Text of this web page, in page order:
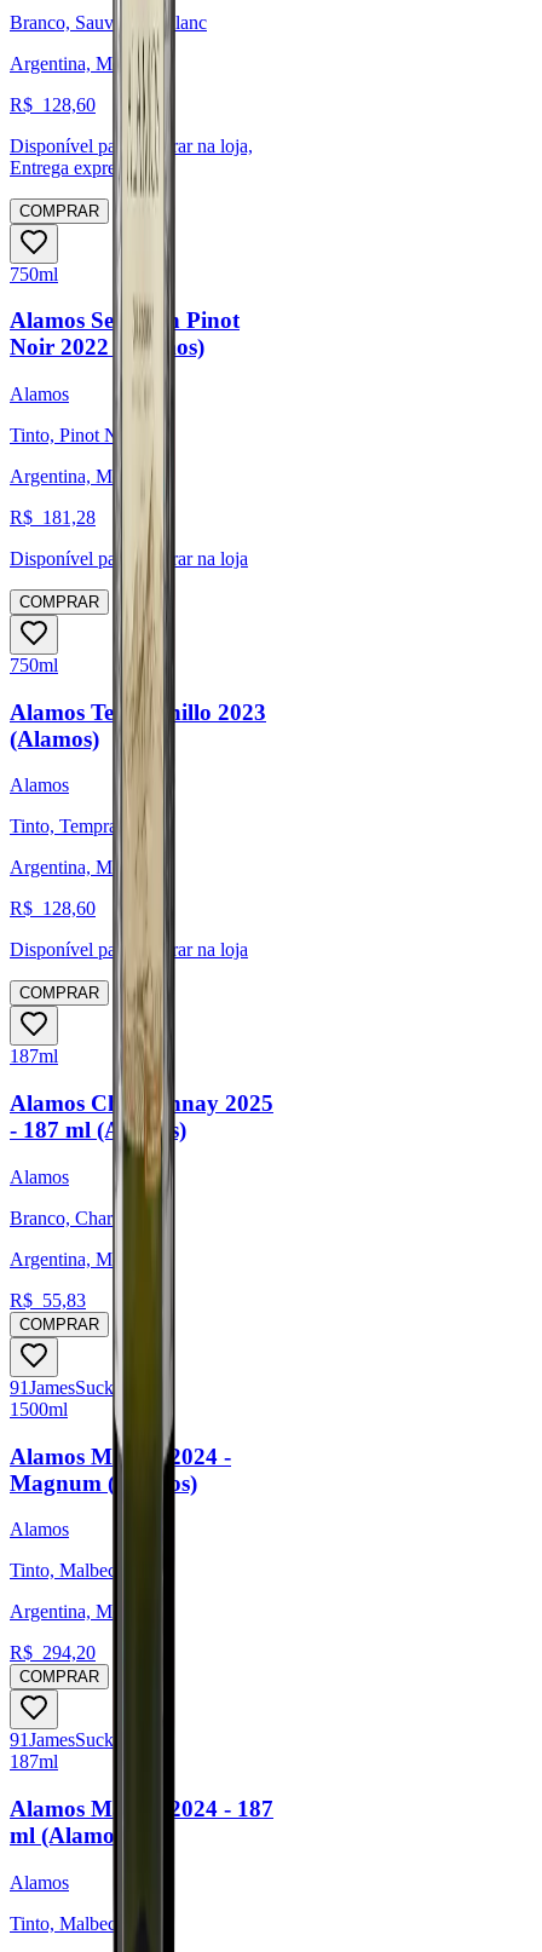
Branco, Sauvignon Blanc
Argentina, Mendoza
R$ 128,60
Disponível para: Retirar na loja,
Entrega expressa
COMPRAR
750ml
Alamos Selección Pinot
Noir 2022 (Alamos)
Alamos
Tinto, Pinot Noir
Argentina, Mendoza
R$ 181,28
Disponível para:
Retirar na loja
COMPRAR
750ml
Alamos Tempranillo 2023
(Alamos)
Alamos
Tinto, Tempranillo
Argentina, Mendoza
R$ 128,60
Disponível para:
Retirar na loja
COMPRAR
187ml
Alamos Chardonnay 2025
- 187 ml (Alamos)
Alamos
Branco, Chardonnay
Argentina, Mendoza
R$ 55,83
COMPRAR
91JamesSuckling
1500ml
Alamos Malbec 2024 -
Magnum (Alamos)
Alamos
Tinto, Malbec
Argentina, Mendoza
R$ 294,20
COMPRAR
91JamesSuckling
187ml
Alamos Malbec 2024 - 187
ml (Alamos)
Alamos
Tinto, Malbec